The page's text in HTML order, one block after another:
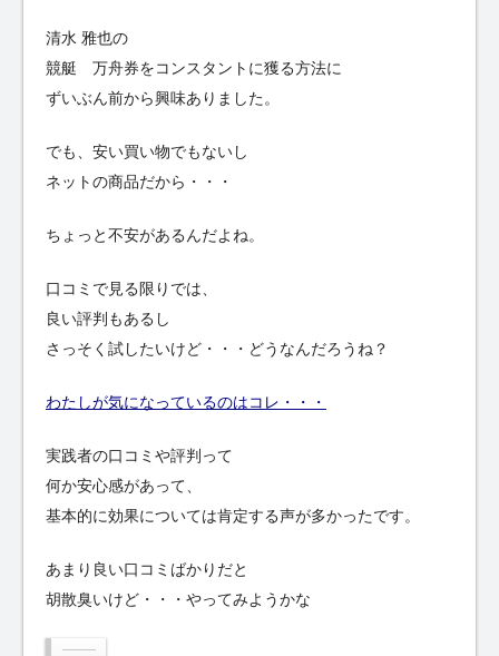
清水 雅也の
競艇 万舟券をコンスタントに獲る方法に
ずいぶん前から興味ありました。
でも、安い買い物でもないし
ネットの商品だから・・・
ちょっと不安があるんだよね。
口コミで見る限りでは、
良い評判もあるし
さっそく試したいけど・・・どうなんだろうね？
わたしが気になっているのはコレ・・・
実践者の口コミや評判って
何か安心感があって、
基本的に効果については肯定する声が多かったです。
あまり良い口コミばかりだと
胡散臭いけど・・・やってみようかな